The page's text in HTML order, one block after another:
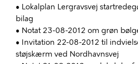
• Lokalplan Lergravsvej
bilag
• Notat 23-08-2012 om grøn
• Invitation 22-08-2012 til
støjskærm ved Nordhavnsvej